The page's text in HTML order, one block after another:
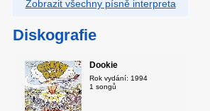
Zobrazit všechny písně interpreta
Diskografie
Dookie
Rok vydání: 1994
1 songů